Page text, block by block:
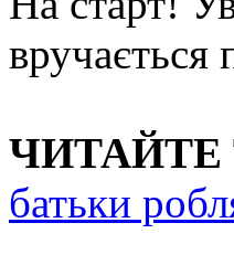
вручається
батьки